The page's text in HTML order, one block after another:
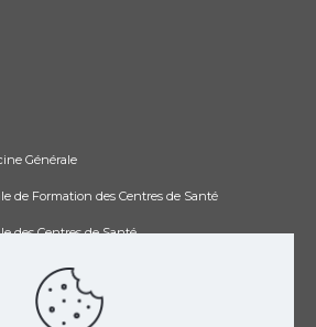
Générale
de Formation des Centres de Santé
des Centres de Santé
Jean François Rey